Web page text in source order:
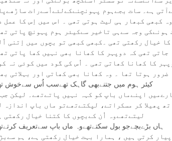
ہے۔ سات بجےہوم پہونچنےکےلئےاُسےرات
کبھی کبھار ہی لیٹ ہوتی تھی ۔ اس میں اِس کا عمل
وجہ سےہی تاخیر سےکیئر ہوم پہونچ پاتی
بن کر اُن کا خیال رکھتی تھی ۔کبھی کبھی تو بچوں میں اِتنی
جاتی تھی کہ دوپہر کا کھانا بھی نہیں کھا پاتی
کا کھانا کھاتی تھی ۔ اُس کی گود میں کوئی نہ
ضرور ہوتا تھا ۔ وہ کھانا بھی کھاتی اور بہلاتی
کیئر ہوم میں جتنےبھی گاہک تھےسب اُس سےخوش
اپنےماں باپ کو کہہ نہیں پاتےتھے۔ لیکن جب
پھیلا کر مسکراتے، لپکتےتھےتو ماں باپ اندازہ
لیتےتھےوہ اُن کےبچوں کا کتنا خیال رکھتی
ہاں بڑےبچےجو بول سکتےتھےوہ ماں باپ سےتعریف